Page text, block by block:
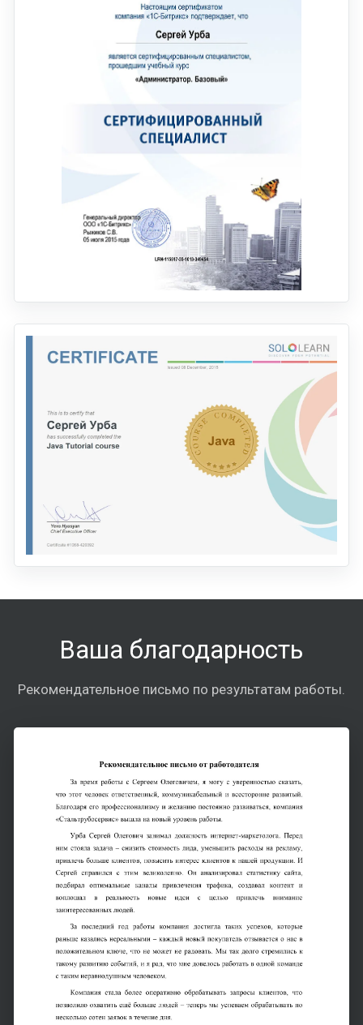
Ваша благодарность
Рекомендательное письмо по результатам работы.